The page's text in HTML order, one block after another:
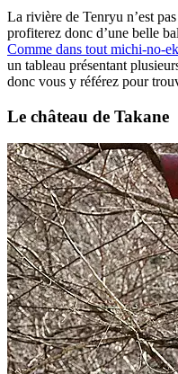
La rivière de Tenryu n’est
profiterez donc d’une belle
Comme dans tout michi-no-
un tableau présentant
donc vous y référez pour
Le château de Takane